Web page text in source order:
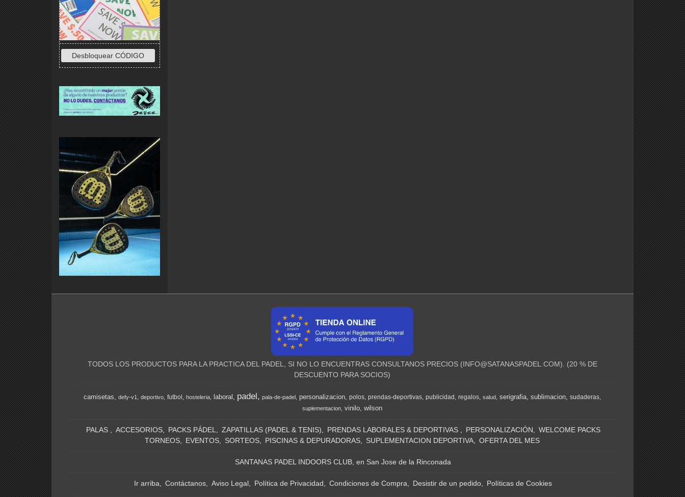
TODOS LOS PRODUCTOS PARA LA PRACTICA DEL PADEL, SI NO LO ENCUENTRAS CONSULTANOS PRECIOS (INFO@SATANASPADEL.COM). (20 % DE
DESCUENTO PARA SOCIOS)
camisetas defy-v1 deportivo futbol hosteleria laboral padel pala-de-padel personalizacion polos prendas-deportivas publicidad regalos salud serigrafia sublimacion sudaderas
suplementacion vinilo wilson
PALAS ACCESORIOS PACKS PÁDEL ZAPATILLAS (PADEL & TENIS) PRENDAS LABORALES & DEPORTIVAS PERSONALIZACIÓN
WELCOME PACKS
TORNEOS
EVENTOS SORTEOS PISCINAS & DEPURADORAS SUPLEMENTACION DEPORTIVA OFERTA DEL MES
SANTANAS PADEL INDOORS CLUB, en San Jose de la Rinconada
Ir arriba Contáctanos Aviso Legal Política de Privacidad Condiciones de Compra Desistir de un pedido Políticas de Cookies